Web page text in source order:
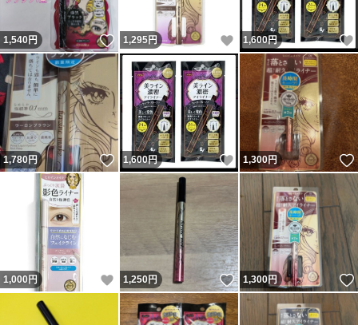
1,540円 いいね！
1,295円 いいね！
1,600円
1,780円 いいね！
1,600円 いいね！
1,300円
1,000 円 いいね！
1,250円 いいね！
1,300円